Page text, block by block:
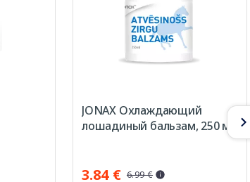
JONAX Oхлаждающий
лошадиный бальзам, 250 мл
3.84 € 6.99 €